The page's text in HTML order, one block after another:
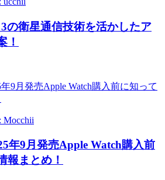
の衛星通信技術を活かしたア
！
Mocchii
年9月発売Apple Watch購入前
報まとめ！